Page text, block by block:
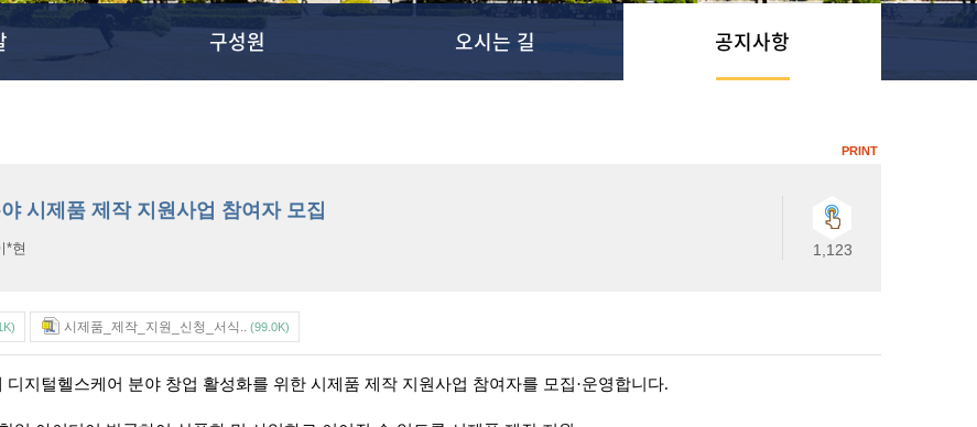
구성원 오시는 길 공지사항
PRINT
시제품 제작 지원사업 참여자 모집
*현 1,123
시제품_제작_지원_신청_서식.. (99.0K)
지털헬스케어 분야 창업 활성화를 위한 시제품 제작 지원사업 참여자를 모집·운영합니다.